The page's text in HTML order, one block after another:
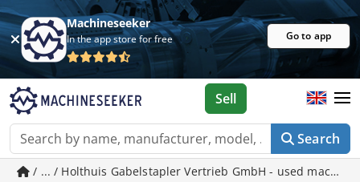
Machineseeker
In the app store for free Go to app
Search
Sell
/ ... / Holthuis Gabelstapler Vertrieb GmbH - used